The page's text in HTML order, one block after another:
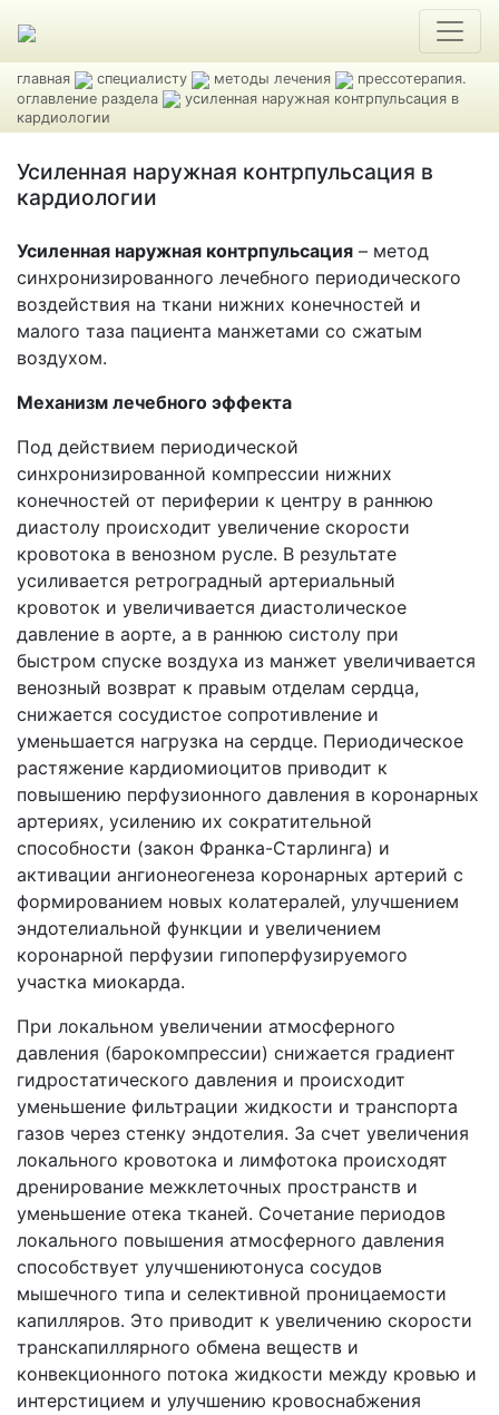
главная специалисту методы лечения
прессотерапия.
оглавление раздела
усиленная наружная контрпульсация в
кардиологии
Усиленная наружная контрпульсация в
кардиологии
Усиленная наружная контрпульсация – метод
синхронизированного лечебного периодического
воздействия на ткани нижних конечностей и
малого таза пациента манжетами со сжатым
воздухом.
Механизм лечебного эффекта
Под действием периодической
синхронизированной компрессии нижних
конечностей от периферии к центру в раннюю
диастолу происходит увеличение скорости
кровотока в венозном русле. В результате
усиливается ретроградный артериальный
кровоток и увеличивается диастолическое
давление в аорте, а в раннюю систолу при
быстром спуске воздуха из манжет увеличивается
венозный возврат к правым отделам сердца,
снижается сосудистое сопротивление и
уменьшается нагрузка на сердце. Периодическое
растяжение кардиомиоцитов приводит к
повышению перфузионного давления в коронарных
артериях, усилению их сократительной
способности (закон Франка-Старлинга) и
активации ангионеогенеза коронарных артерий с
формированием новых колатералей, улучшением
эндотелиальной функции и увеличением
коронарной перфузии гипоперфузируемого
участка миокарда.
При локальном увеличении атмосферного
давления (барокомпрессии) снижается градиент
гидростатического давления и происходит
уменьшение фильтрации жидкости и транспорта
газов через стенку эндотелия. За счет увеличения
локального кровотока и лимфотока происходят
дренирование межклеточных пространств и
уменьшение отека тканей. Сочетание периодов
локального повышения атмосферного давления
способствует улучшениютонуса сосудов
мышечного типа и селективной проницаемости
капилляров. Это приводит к увеличению скорости
транскапиллярного обмена веществ и
конвекционного потока жидкости между кровью и
интерстицием и улучшению кровоснабжения